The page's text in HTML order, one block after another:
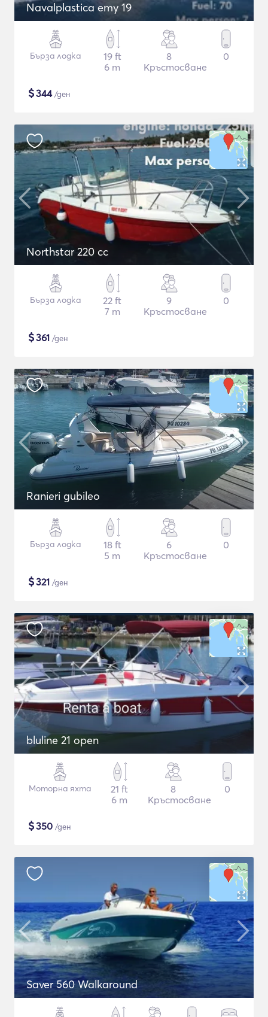
Navalplastica emy 19
Бърза лодка
19 ft
6 m
8
Кръстосване
0
$344/ден
Northstar 220 cc
Бърза лодка
22 ft
7 m
9
Кръстосване
0
$361 /ден
Ranieri gubileo
Бърза лодка
18 ft
5 m
6
Кръстосване
0
$321 /ден
bluline 21 open
Моторна яхта
21 ft
6 m
8
Кръстосване
0
$350 /ден
Saver 560 Walkaround